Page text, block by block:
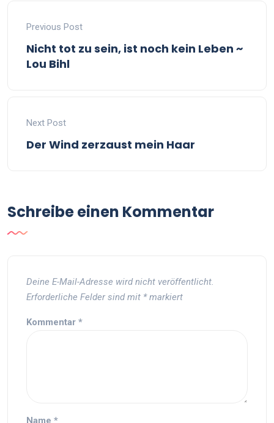
Previous Post
Nicht tot zu sein, ist noch kein Leben ~
Lou Bihl
Next Post
Der Wind zerzaust mein Haar
Schreibe einen Kommentar
Deine E-Mail-Adresse wird nicht veröffentlicht.
Erforderliche Felder sind mit *markiert
Kommentar *
Name *